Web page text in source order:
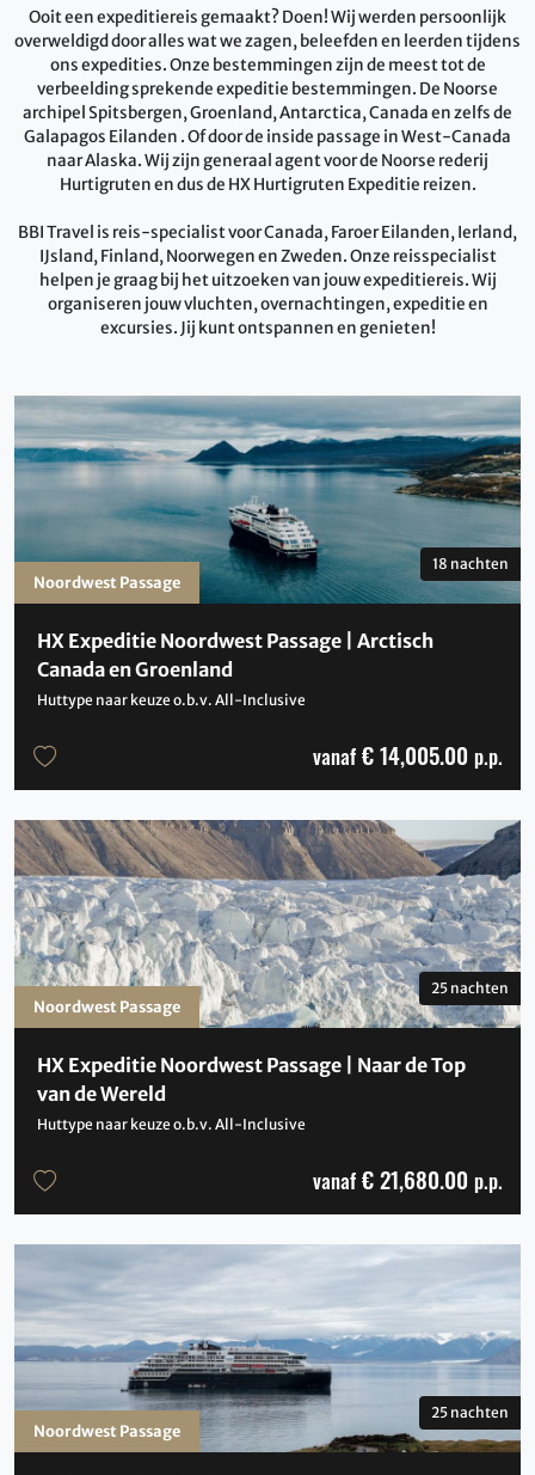
Ooit een expeditiereis gemaakt? Doen! Wij werden persoonlijk
overweldigd door alles wat we zagen, beleefden en leerden tijdens
ons expedities. Onze bestemmingen zijn de meest tot de
verbeelding sprekende expeditie bestemmingen. De Noorse
archipel Spitsbergen, Groenland, Antarctica, Canada en zelfs de
Galapagos Eilanden . Of door de inside passage in West-Canada
naar Alaska. Wij zijn generaal agent voor de Noorse rederij
Hurtigruten en dus de HX Hurtigruten Expeditie reizen.
BBI Travel is reis-specialist voor Canada, Faroer Eilanden, Ierland,
IJsland, Finland, Noorwegen en Zweden. Onze reisspecialist
helpen je graag bij het uitzoeken van jouw expeditiereis. Wij
organiseren jouw vluchten, overnachtingen, expeditie en
excursies. Jij kunt ontspannen en genieten!
HX Expeditie Noordwest Passage | Arctisch
Canada en Groenland
Huttype naar keuze o.b.v. All-Inclusive
18 nachten
vanaf € 14,005.00 p.p.
Noordwest Passage
HX Expeditie Noordwest Passage | Naar de Top
van de Wereld
Huttype naar keuze o.b.v. All-Inclusive
25 nachten
vanaf € 21,680.00 p.p.
Noordwest Passage
25 nachten
Noordwest Passage